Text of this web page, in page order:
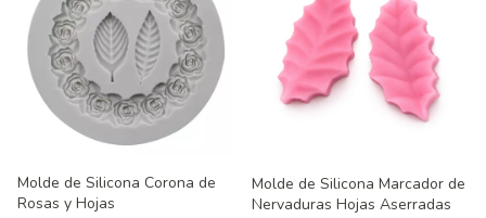
Molde de Silicona Corona de
Rosas y Hojas
Molde de Silicona Marcador de
Nervaduras Hojas Aserradas